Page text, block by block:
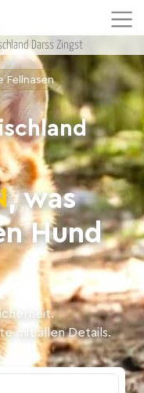
Darss Zingst
Fellnasen
, was
Hund
mit allen Details.